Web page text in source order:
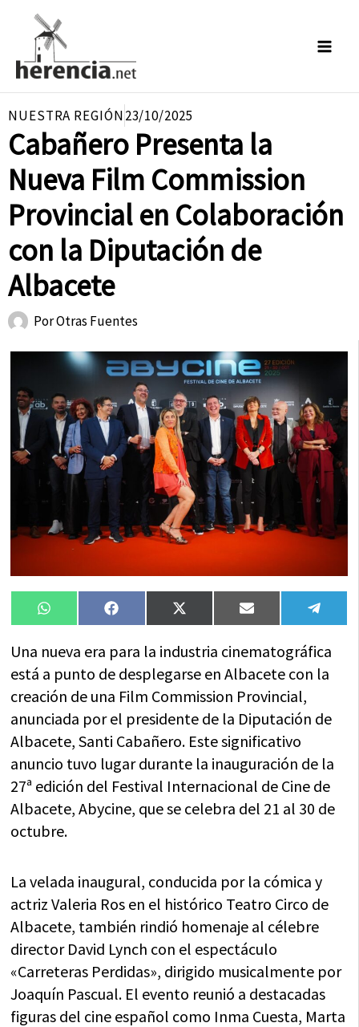
contenido
NUESTRA REGIÓN23/10/2025
Cabañero Presenta la
Nueva Film Commission
Provincial en Colaboración
con la Diputación de
Albacete
PorOtras Fuentes
Compartir
en
WhatsAppCompartir
en
FacebookCompartir
en
X
(Twitter)
Compartir
en
Email
en
Una nueva era para la industria cinematográfica
está a punto de desplegarse en Albacete con la
creación de una Film Commission Provincial,
anunciada por el presidente de la Diputación de
Albacete, Santi Cabañero. Este significativo
anuncio tuvo lugar durante la inauguración de la
27ª edición del Festival Internacional de Cine de
Albacete, Abycine, que se celebra del 21 al 30 de
octubre.
La velada inaugural, conducida por la cómica y
actriz Valeria Ros en el histórico Teatro Circo de
Albacete, también rindió homenaje al célebre
director David Lynch con el espectáculo
«Carreteras Perdidas», dirigido musicalmente por
Joaquín Pascual. El evento reunió a destacadas
figuras del cine español como Inma Cuesta, Marta